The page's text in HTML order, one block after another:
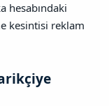
hesabındaki
kesintisi reklam